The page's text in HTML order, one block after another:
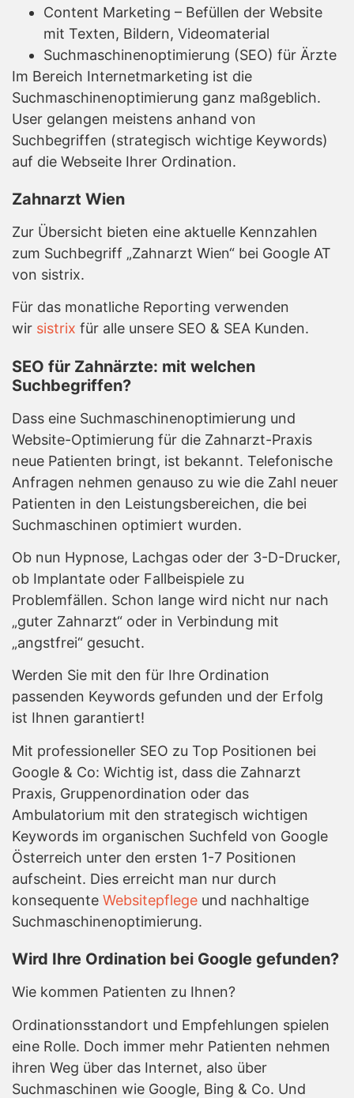
Content Marketing – Befüllen der Website
mit Texten, Bildern, Videomaterial
Suchmaschinenoptimierung (SEO) für Ärzte
Im Bereich Internetmarketing ist die
Suchmaschinenoptimierung ganz maßgeblich.
User gelangen meistens anhand von
Suchbegriffen (strategisch wichtige Keywords)
auf die Webseite Ihrer Ordination.
Zahnarzt Wien
Zur Übersicht bieten eine aktuelle Kennzahlen
zum Suchbegriff „Zahnarzt Wien“ bei Google AT
von sistrix.
Für das monatliche Reporting verwenden
wir sistrix für alle unsere SEO & SEA Kunden.
SEO für Zahnärzte: mit welchen
Suchbegriffen?
Dass eine Suchmaschinenoptimierung und
Website-Optimierung für die Zahnarzt-Praxis
neue Patienten bringt, ist bekannt. Telefonische
Anfragen nehmen genauso zu wie die Zahl neuer
Patienten in den Leistungsbereichen, die bei
Suchmaschinen optimiert wurden.
Ob nun Hypnose, Lachgas oder der 3-D-Drucker,
ob Implantate oder Fallbeispiele zu
Problemfällen. Schon lange wird nicht nur nach
„guter Zahnarzt“ oder in Verbindung mit
„angstfrei“ gesucht.
Werden Sie mit den für Ihre Ordination
passenden Keywords gefunden und der Erfolg
ist Ihnen garantiert!
Mit professioneller SEO zu Top Positionen bei
Google & Co: Wichtig ist, dass die Zahnarzt
Praxis, Gruppenordination oder das
Ambulatorium mit den strategisch wichtigen
Keywords im organischen Suchfeld von Google
Österreich unter den ersten 1-7 Positionen
aufscheint. Dies erreicht man nur durch
konsequente Websitepflege und nachhaltige
Suchmaschinenoptimierung.
Wird Ihre Ordination bei Google gefunden?
Wie kommen Patienten zu Ihnen?
Ordinationsstandort und Empfehlungen spielen
eine Rolle. Doch immer mehr Patienten nehmen
ihren Weg über das Internet, also über
Suchmaschinen wie Google, Bing & Co. Und